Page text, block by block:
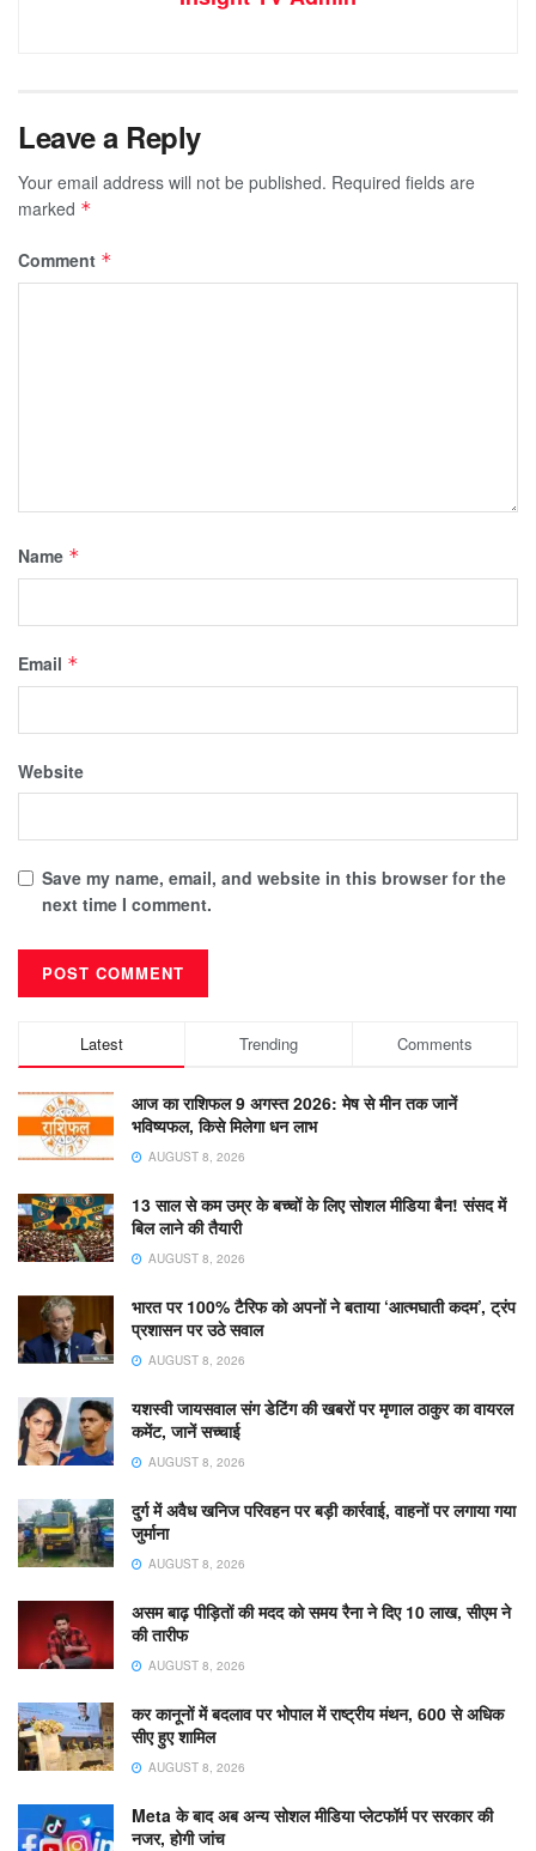
Leave a Reply
Your email address will not be published. Required fields are
marked *
Comment *
Name *
Email *
Website
Save my name, email, and website in this browser for the
next time I comment.
Latest Trending Comments
आज का राशिफल 9 अगस्त 2026: मेष से मीन तक जानें
भविष्यफल, किसे मिलेगा धन लाभ
AUGUST 8, 2026
13 साल से कम उम्र के बच्चों के लिए सोशल मीडिया बैन! संसद में
बिल लाने की तैयारी
AUGUST 8, 2026
भारत पर 100% टैरिफ को अपनों ने बताया ‘आत्मघाती कदम’, ट्रंप
प्रशासन पर उठे सवाल
AUGUST 8, 2026
यशस्वी जायसवाल संग डेटिंग की खबरों पर मृणाल ठाकुर का वायरल
कमेंट, जानें सच्चाई
AUGUST 8, 2026
दुर्ग में अवैध खनिज परिवहन पर बड़ी कार्रवाई, वाहनों पर लगाया गया
जुर्माना
AUGUST 8, 2026
असम बाढ़ पीड़ितों की मदद को समय रैना ने दिए 10 लाख, सीएम ने
की तारीफ
AUGUST 8, 2026
कर कानूनों में बदलाव पर भोपाल में राष्ट्रीय मंथन, 600 से अधिक
सीए हुए शामिल
AUGUST 8, 2026
Meta के बाद अब अन्य सोशल मीडिया प्लेटफॉर्म पर सरकार की
नजर, होगी जांच